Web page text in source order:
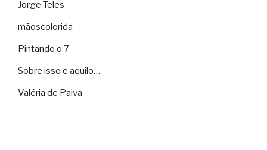
Jorge Teles
mãoscolorida
Pintando o 7
Sobre isso e aquilo…
Valéria de Paiva